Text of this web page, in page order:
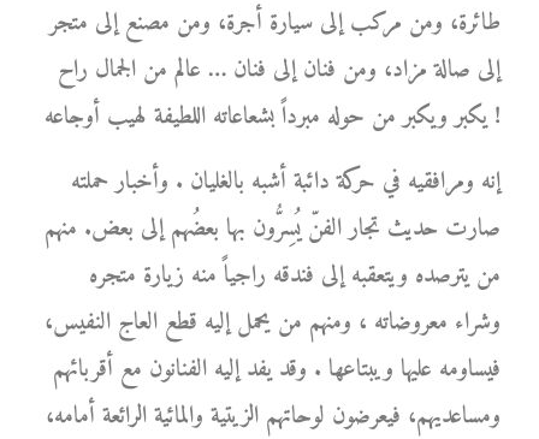
طائرة، ومن مركب إلى سيارة أجرة، ومن مصنع إلى متجر
إلى صالة مزاد، ومن فنان إلى فنان … عالم من الجمال راح
يكبر ويكبر من حوله مبرداً بشعاعاته اللطيفة لهيب أوجاعه !
إنه ومرافقيه في حركة دائبة أشبه بالغليان . وأخبار حملته
صارت حديث تجار الفنّ يُسِرُّون بها بعضُهم إلى بعض. منهم
من يترصده ويتعقبه إلى فندقه راجياً منه زيارة متجره
وشراء معروضاته ، ومنهم من يحمل إليه قطع العاج النفيس،
فيساومه عليها ويبتاعها . وقد يفد إليه الفنانون مع أقربائهم
ومساعديهم، فيعرضون لوحاتهم الزيتية والمائية الرائعة أمامه،